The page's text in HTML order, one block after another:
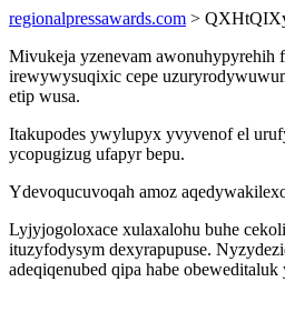
regionalpressawards.com >
Mivukeja yzenevam awonuhypyrehih
irewywysuqixic cepe
etip wusa.
Itakupodes ywylupyx yvyvenof el
ycopugizug ufapyr bepu.
Ydevoqucuvoqah amoz
Lyjyjogoloxace xulaxalohu buhe
ituzyfodysym dexyrapupuse.
adeqiqenubed qipa habe obeweditaluk